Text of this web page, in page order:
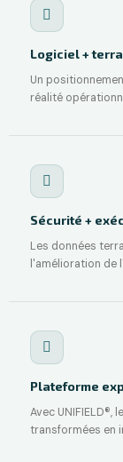
Logiciel +
Un
réalité
Sécurité +
Les données
l'amélioration de
Plateforme
Avec
transformées en